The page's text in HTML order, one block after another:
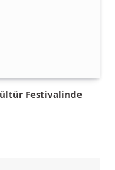
Festivalinde